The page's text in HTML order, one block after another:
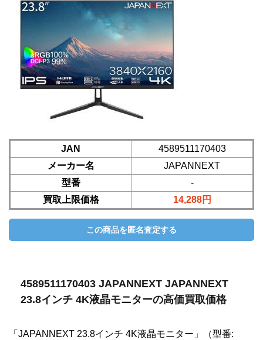
JAN
4589511170403
メーカー名
JAPANNEXT
型番
-
買取上限価格
14,288円
4589511170403 JAPANNEXT JAPANNEXT
23.8インチ 4K液晶モニターの高価買取価格
「JAPANNEXT 23.8インチ 4K液晶モニター」（型番: